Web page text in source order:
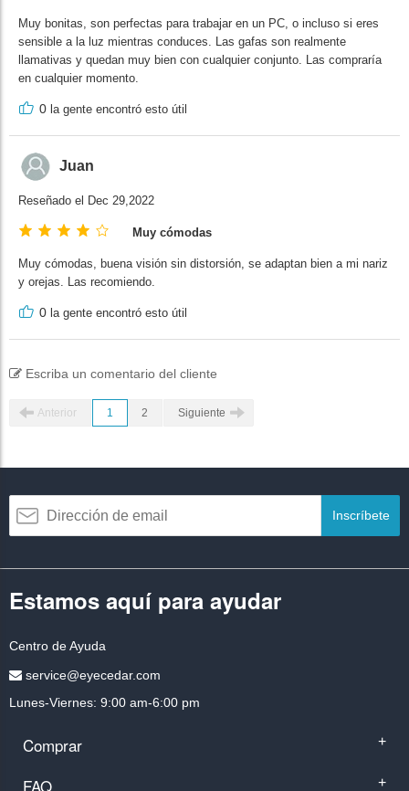
Muy bonitas, son perfectas para trabajar en un PC, o incluso si eres
sensible a la luz mientras conduces. Las gafas son realmente
llamativas y quedan muy bien con cualquier conjunto. Las compraría
en cualquier momento.
0 la gente encontró esto útil
Juan
Reseñado el Dec 29,2022
Muy cómodas
Muy cómodas, buena visión sin distorsión, se adaptan bien a mi nariz
y orejas. Las recomiendo.
0 la gente encontró esto útil
Escriba un comentario del cliente
Anterior 1 2 Siguiente
Inscríbete
Estamos aquí para ayudar
Centro de Ayuda
service@eyecedar.com
Lunes-Viernes: 9:00 am-6:00 pm
Comprar +
FAQ +